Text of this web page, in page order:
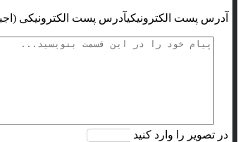
آدرس پست الکترونیکیآدرس پست الکترونیکی
در تصویر را وارد کنید